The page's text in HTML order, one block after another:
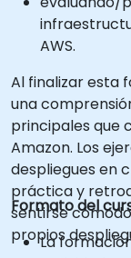
AWS.
Al finalizar esta
una
principales que
Amazon. Los
despliegues en
práctica y
sentirse
propios
Formato del
La